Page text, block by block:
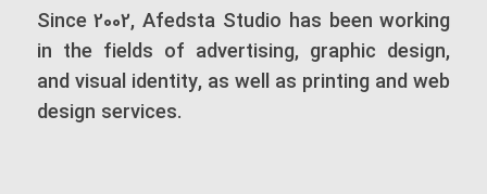
Since 2002, Afedsta Studio has been working
in the fields of advertising, graphic design,
and visual identity, as well as printing and web
design services.